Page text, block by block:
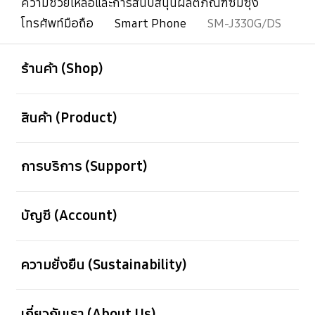
โทรศัพท์มือถือ
Smart Phone SM-J330G/DS
ร้านค้า (Shop)
สินค้า (Product)
การบริการ (Support)
บัญชี (Account)
ความยั่งยืน (Sustainability)